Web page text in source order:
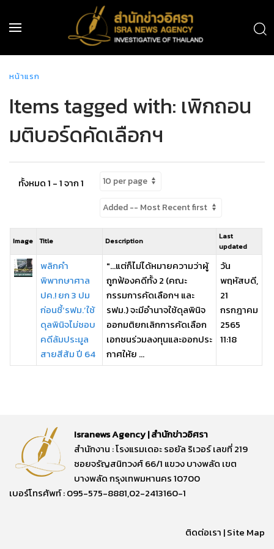
หน้าแรก
Items tagged with: เพิกถอน
มติบอร์ดคัดเลือกฯ
ทั้งหมด 1 - 1 จาก 1
Image Title Description
Last
updated
พลิกคำ
พิพากษาศาล
ปค.! ยก 3 ปม
ก่อนชี้‘รฟม.’ใช้
ดุลพินิจไม่ชอบ
คดีล้มประมูล
สายสีส้ม ปี 64
"...แต่ก็ไม่ได้หมายความว่าผู้
ถูกฟ้องคดีทั้ง 2 (คณะ
กรรมการคัดเลือกฯ และ
รฟม.) จะมีอำนาจใช้ดุลพินิจ
ออกมติยกเลิกการคัดเลือก
เอกชนร่วมลงทุนและออกประ
กาศให้ย ...
วัน
พฤหัสบดี,
21
กรกฎาคม
2565
11:18
Isranews Agency | สำนักข่าวอิศรา
สำนักงาน : โรงแรมเดอะ รอยัล ริเวอร์ เลขที่ 219
ซอยจรัญสนิทวงศ์ 66/1 แขวง บางพลัด เขต
บางพลัด กรุงเทพมหานคร 10700
เบอร์โทรศัพท์ : 095-575-8881,02-2413160-1
ติดต่อเรา |Site Map